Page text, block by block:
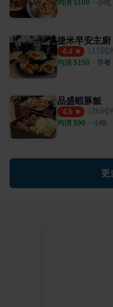
均消 $100 ・ 小吃
捷米早安主廚
4.4 （ 17則
均消 $150 ・ 早餐
品盛蝦豚飯
4.5 （ 26則
均消 $90 ・ 小吃
更